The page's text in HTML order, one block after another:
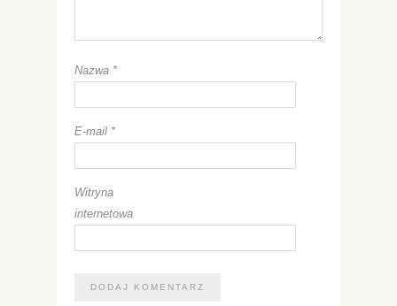
Nazwa *
E-mail *
Witryna
internetowa